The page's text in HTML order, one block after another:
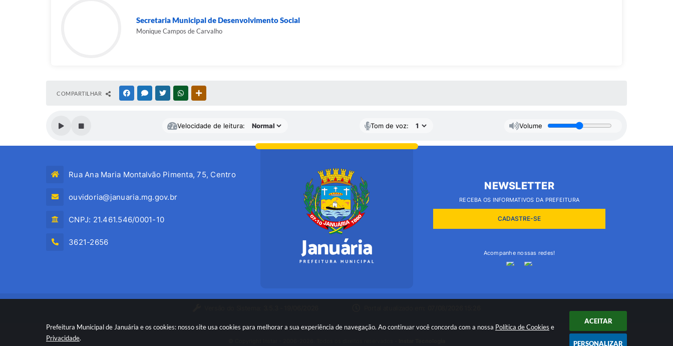
Prefeitura Municipal de Januária e os cookies: nosso site usa cookies para melhorar a sua experiência de navegação. Ao continuar você concorda com a nossa Política de Cookies e
Privacidade.
ACEITAR
PERSONALIZAR
Secretaria Municipal de Desenvolvimento Social
Monique Campos de Carvalho
COMPARTILHAR FACEBOOKMESSENGER
TWITTERWHATSAPP
Velocidade de leitura: Tom de voz: Volume
Rua Ana Maria Montalvão Pimenta, 75, Centro
ouvidoria@januaria.mg.gov.br
CNPJ: 21.461.546/0001-10
3621-2656
NEWSLETTER
RECEBA OS INFORMATIVOS DA PREFEITURA
CADASTRE-SE
Acompanhe nossas redes!